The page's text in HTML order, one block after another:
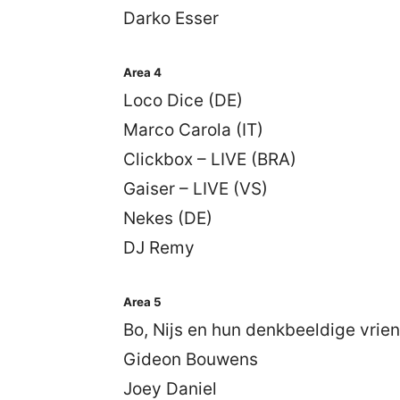
Darko Esser
Area 4
Loco Dice (DE)
Marco Carola (IT)
Clickbox – LIVE (BRA)
Gaiser – LIVE (VS)
Nekes (DE)
DJ Remy
Area 5
Bo, Nijs en hun denkbeeldige
Gideon Bouwens
Joey Daniel